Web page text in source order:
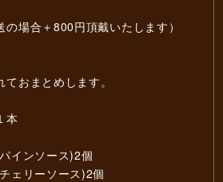
の場合＋800円頂戴いたします）
おまとめします。
本
インソース)2個
ェリーソース)2個